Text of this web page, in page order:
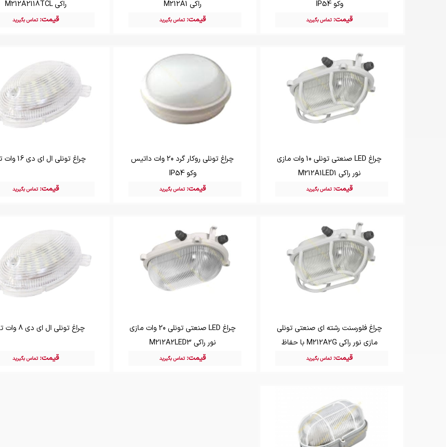
وکو IP54
قیمت:تماس بگیرید
راکی M212A1
قیمت:تماس بگیرید
راکی M212A2118TCL
قیمت:تماس بگیرید
چراغ LED صنعتی تونلی 10 وات مازی
نور راکی M212A1LED1
قیمت:تماس بگیرید
چراغ تونلی روکار گرد 20 وات داتیس
وکو IP54
قیمت:تماس بگیرید
چراغ تونلی ال ای دی 16 وات توسن
قیمت:تماس بگیرید
چراغ فلورسنت رشته ای صنعتی تونلی
مازی نور راکی M212A2G با حفاظ
قیمت:تماس بگیرید
چراغ LED صنعتی تونلی 20 وات مازی
نور راکی M212A2LED3
قیمت:تماس بگیرید
چراغ تونلی ال ای دی 8 وات توسن
قیمت:تماس بگیرید